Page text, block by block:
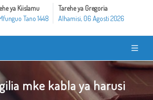
ya Kiislamu
Tano 1448
Tarehe ya Gregoria
Alhamisi, 06 Agosti 2026
mke kabla ya harusi